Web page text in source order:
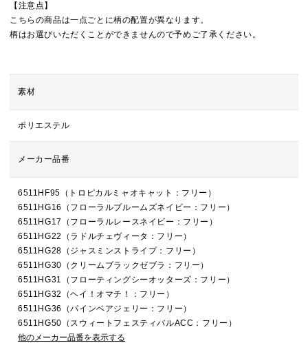
【注意点】
こちらの商品は一点ごとに柄の配置が異なります。
柄はお選びいただくことができませんので予めご了承ください。
素材
ポリエステル
メーカー品番
6511HF95（トロピカルミャオキャット：フリー）
6511HG16（フローラルブルームズネイビー：フリー）
6511HG17（フローラルレースネイビー：フリー）
6511HG22（ラドルチェヴィータ：フリー）
6511HG28（ジャスミンストライプ：フリー）
6511HG30（クリームブラックゼブラ：フリー）
6511HG31（フローティングシーオッターズ：フリー）
6511HG32（ヘイ！オマチ！：フリー）
6511HG36（パインベアジェリー：フリー）
6511HG50（スウィートフェスティバルACC：フリー）
他のメーカー品番を表示する